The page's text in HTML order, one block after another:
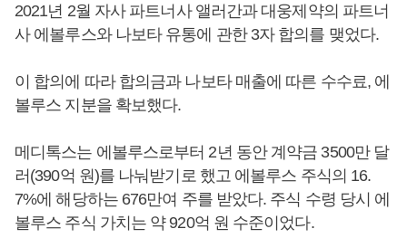
2021년 2월 자사 파트너사 앨러간과 대웅제약의 파트너
사 에볼루스와 나보타 유통에 관한 3자 합의를 맺었다.
이 합의에 따라 합의금과 나보타 매출에 따른 수수료, 에
볼루스 지분을 확보했다.
메디톡스는 에볼루스로부터 2년 동안 계약금 3500만 달
러(390억 원)를 나눠받기로 했고 에볼루스 주식의 16.
7%에 해당하는 676만여 주를 받았다. 주식 수령 당시 에
볼루스 주식 가치는 약 920억 원 수준이었다.